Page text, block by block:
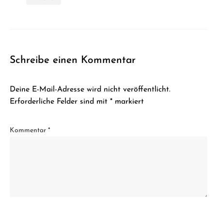
Schreibe einen Kommentar
Deine E-Mail-Adresse wird nicht veröffentlicht.
Erforderliche Felder sind mit * markiert
Kommentar *